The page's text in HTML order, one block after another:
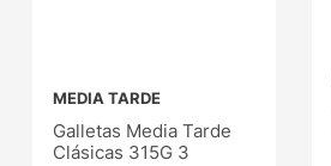
MEDIA TARDE
Galletas Media Tarde
Clásicas 315G 3